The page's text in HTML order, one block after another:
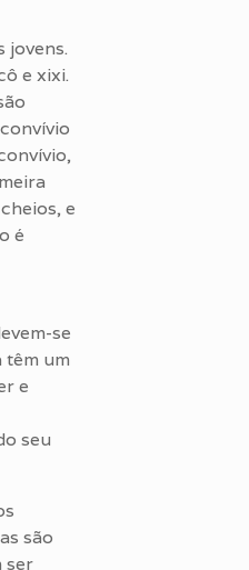
jovens.
e xixi.
e
é
se
têm um
e
seu
são
ser